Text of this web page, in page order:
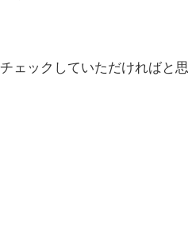
ェックしていただければと思